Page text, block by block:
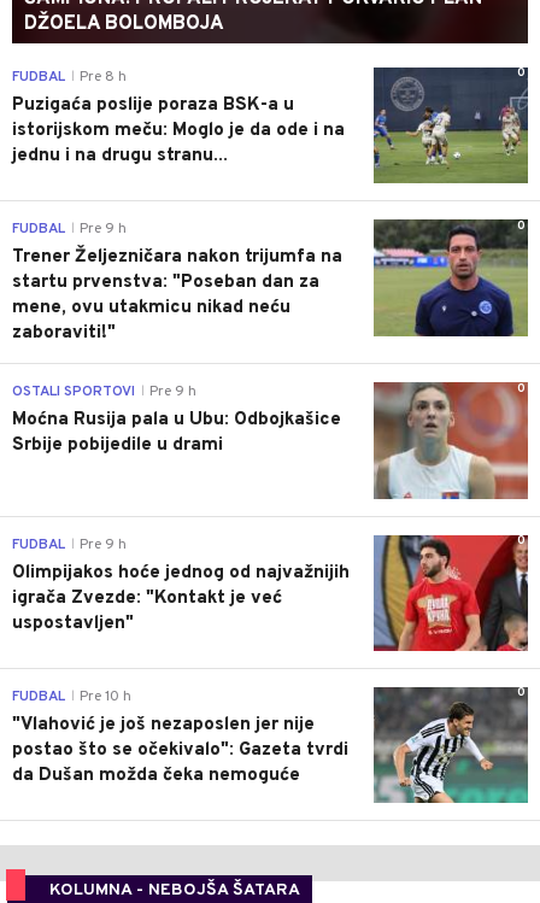
DŽOELA BOLOMBOJA
0
FUDBAL Pre 8 h
Puzigaća poslije poraza BSK-a u
istorijskom meču: Moglo je da ode i na
jednu i na drugu stranu...
0
FUDBAL Pre 9 h
Trener Željezničara nakon trijumfa na
startu prvenstva: "Poseban dan za
mene, ovu utakmicu nikad neću
zaboraviti!"
0
OSTALI SPORTOVI Pre 9 h
Moćna Rusija pala u Ubu: Odbojkašice
Srbije pobijedile u drami
0
FUDBAL Pre 9 h
Olimpijakos hoće jednog od najvažnijih
igrača Zvezde: "Kontakt je već
uspostavljen"
0
FUDBAL Pre 10 h
"Vlahović je još nezaposlen jer nije
postao što se očekivalo": Gazeta tvrdi
da Dušan možda čeka nemoguće
KOLUMNA - NEBOJŠA ŠATARA